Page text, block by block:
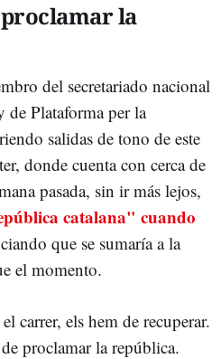
la
del secretariado nacional
Plataforma per la
salidas de tono de este
donde cuenta con cerca de
pasada, sin ir más lejos,
catalana" cuando
que se sumaría a la
el momento.
carrer, els hem de recuperar.
proclamar la república.